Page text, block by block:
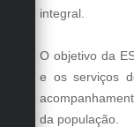
integral.
O objetivo da
e os serviços
da população.